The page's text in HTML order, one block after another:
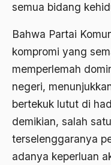
semua bidang
Bahwa Partai
kompromi yang
memperlemah
negeri,
bertekuk lutut di
demikian, salah
terselenggaranya
adanya keperluan
akhlak
Akhlaq
Akidah
Aktivis Muda
akulturasi
akulturasi budaya